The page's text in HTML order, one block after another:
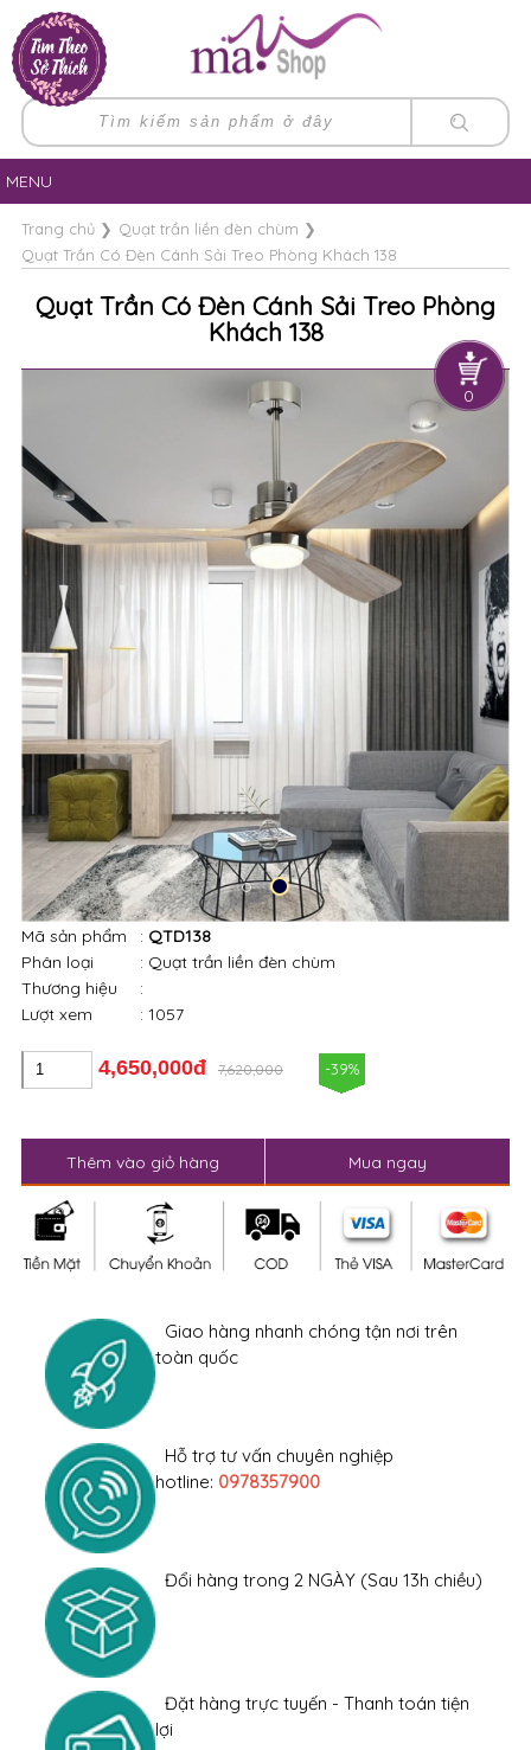
0
MENU
Trang chủ❯ Quạt trần liền đèn chùm ❯
Quạt Trần Có Đèn Cánh Sải Treo Phòng Khách 138
Quạt Trần Có Đèn Cánh Sải Treo Phòng
Khách 138
Mã sản phẩm :QTD138
Phân loại
: Quạt trần liền đèn chùm
Thương hiệu
Lượt xem
: 1057
4,650,000đ -39%
Thêm vào giỏ hàng Mua ngay
Giao hàng nhanh chóng tận nơi trên
toàn quốc
Hỗ trợ tư vấn chuyên nghiệp
hotline: 0978357900
Đổi hàng trong 2 NGÀY (Sau 13h chiều)
Đặt hàng trực tuyến - Thanh toán tiện
lợi